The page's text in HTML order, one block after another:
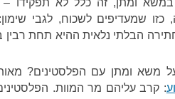
ומתן, זה כלל לא תפקידו –
כזו שמעדיפים לשכוח, לגבי
הבלתי נלאית ההיא תחת
משא ומתן עם הפלסטינים?
: קרב עליהם מר המוות.